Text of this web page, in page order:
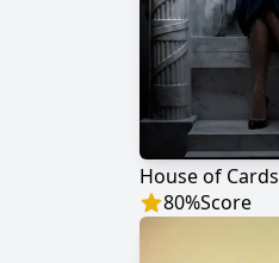
House of Cards
80%Score